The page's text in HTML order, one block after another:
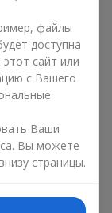
как
и цветы для
как для
и для изящного
пионов или
живых
файлы
доступна
сайт или
с Вашего
Ваши
Вы можете
страницы.